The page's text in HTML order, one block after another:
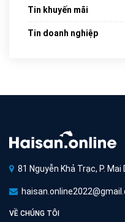
Tin khuyến mãi
Tin doanh nghiệp
81 Nguyễn Khả Trạc, P. Mai
VỀ CHÚNG TÔI